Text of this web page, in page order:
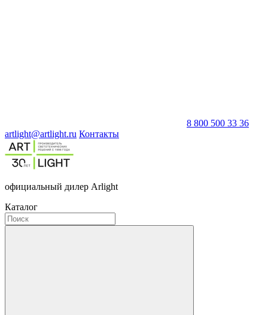
8 800 500 33 36
artlight@artlight.ru Контакты
официальный дилер Arlight
Каталог